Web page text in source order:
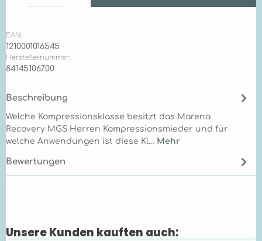
EAN:
1210001016545
Herstellernummer:
84145106700
Beschreibung
Welche Kompressionsklasse besitzt das Marena
Recovery MGS Herren Kompressionsmieder und für
welche Anwendungen ist diese Kl… Mehr
Bewertungen
Produktgalerie überspringen
Unsere Kunden kauften auch: